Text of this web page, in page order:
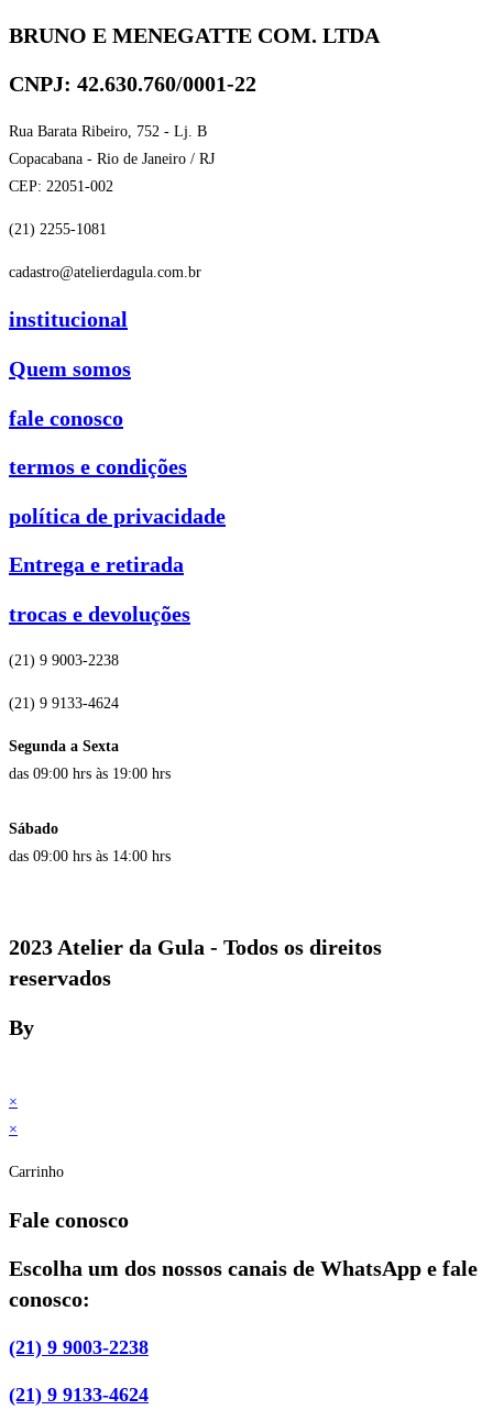
BRUNO E MENEGATTE COM. LTDA
CNPJ: 42.630.760/0001-22
Rua Barata Ribeiro, 752 - Lj. B
Copacabana - Rio de Janeiro / RJ
CEP: 22051-002
(21) 2255-1081
cadastro@atelierdagula.com.br
institucional
Quem somos
fale conosco
termos e condições
política de privacidade
Entrega e retirada
trocas e devoluções
(21) 9 9003-2238
(21) 9 9133-4624
Segunda a Sexta
das 09:00 hrs às 19:00 hrs
Sábado
das 09:00 hrs às 14:00 hrs
2023 Atelier da Gula - Todos os direitos
reservados
By
×
×
Carrinho
Fale conosco
Escolha um dos nossos canais de WhatsApp e fale
conosco:
(21) 9 9003-2238
(21) 9 9133-4624